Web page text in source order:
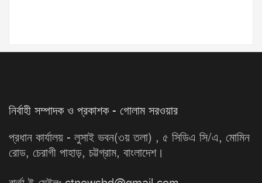
নির্বাহী সম্পাদক ও প্রকাশক - গোলাম সরওয়ার
প্রধান কার্যালয় - লুসাই ভবন(৩য় তলা) , ৫ সিডিএ সি/এ, মোমিন
রোড, চেরাগী পাহাড়, চট্টগ্রাম, বাংলাদেশ।